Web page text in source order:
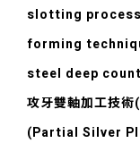
slotting
forming
steel deep
攻牙雙軸加工技
(Partial Silver